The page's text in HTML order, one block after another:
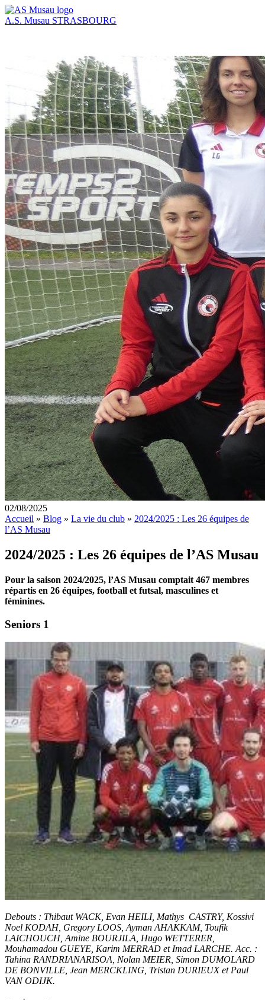
A.S. Musau STRASBOURG
02/08/2025
Accueil » Blog » La vie du club » 2024/2025 : Les 26 équipes de
l’AS Musau
2024/2025 : Les 26 équipes de l’AS Musau
Pour la saison 2024/2025, l’AS Musau comptait 467 membres
répartis en 26 équipes, football et futsal, masculines et
féminines.
Seniors 1
Debouts : Thibaut WACK, Evan HEILI, Mathys CASTRY, Kossivi
Noel KODAH, Gregory LOOS, Ayman AHAKKAM, Toufik
LAICHOUCH, Amine BOURJILA, Hugo WETTERER,
Mouhamadou GUEYE, Karim MERRAD et Imad LARCHE. Acc. :
Tahina RANDRIANARISOA, Nolan MEIER, Simon DUMOLARD
DE BONVILLE, Jean MERCKLING, Tristan DURIEUX et Paul
VAN ODIJK.